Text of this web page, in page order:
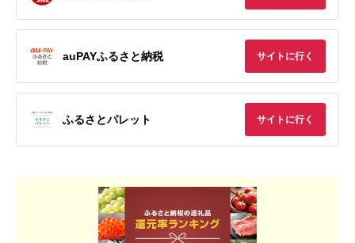
auPAYふるさと納税 サイトに行く
ふるさとパレット サイトに行く